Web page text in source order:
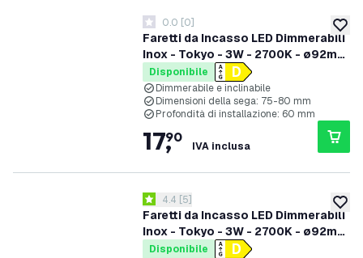
Faretti da Incasso LED Dimmerabili
Inox - Tokyo - 3W - 2700K - ø92mm
- 3 pack
0 stelle di valutazione
0.0 [0]
Disponibile
Dimmerabile e inclinabile
Dimensioni della sega: 75-80 mm
Profondità di installazione: 60 mm
17,
90
IVA inclusa
Faretti da Incasso LED Dimmerabili
Inox - Tokyo - 3W - 2700K - ø92mm
- 6 pack
apri il cassetto delle recensioni
4.4 stelle di valutazione
4.4 [5]
Disponibile